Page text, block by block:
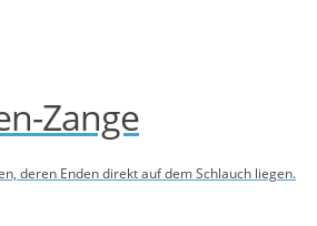
Zange
deren Enden direkt auf dem Schlauch liegen.